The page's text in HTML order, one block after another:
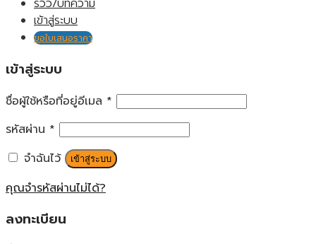
รีวิว/บทความ
เข้าสู่ระบบ
ขอใบเสนอราคา
เข้าสู่ระบบ
ชื่อผู้ใช้หรือที่อยู่อีเมล *
รหัสผ่าน *
จำฉันไว้
เข้าสู่ระบบ
คุณจำรหัสผ่านไม่ได้?
ลงทะเบียน